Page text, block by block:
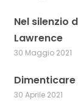
Nel silenzio
Lawrence
30 Maggio 2021
30 Aprile 2021